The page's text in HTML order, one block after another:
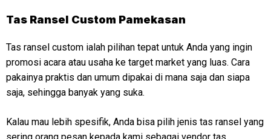
Tas Ransel Custom Pamekasan
Tas ransel custom ialah pilihan tepat untuk Anda yang ingin
promosi acara atau usaha ke target market yang luas. Cara
pakainya praktis dan umum dipakai di mana saja dan siapa
saja, sehingga banyak yang suka.
Kalau mau lebih spesifik, Anda bisa pilih jenis tas ransel yang
sering orang pesan kepada kami sebagai vendor tas